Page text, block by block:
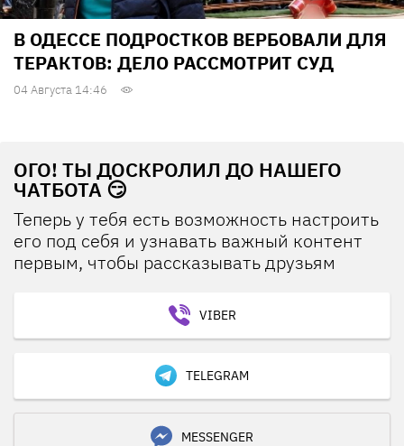
В ОДЕССЕ ПОДРОСТКОВ ВЕРБОВАЛИ ДЛЯ
ТЕРАКТОВ: ДЕЛО РАССМОТРИТ СУД
04 Августа 14:46
ОГО! ТЫ ДОСКРОЛИЛ ДО НАШЕГО
ЧАТБОТА 😏
Теперь у тебя есть возможность настроить
его под себя и узнавать важный контент
первым, чтобы рассказывать друзьям
VIBER
TELEGRAM
MESSENGER